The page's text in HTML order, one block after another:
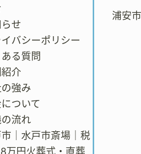
せ
バシーポリシー
る質問
介
強み
ついて
流れ
｜水戸市斎場｜税
浦安